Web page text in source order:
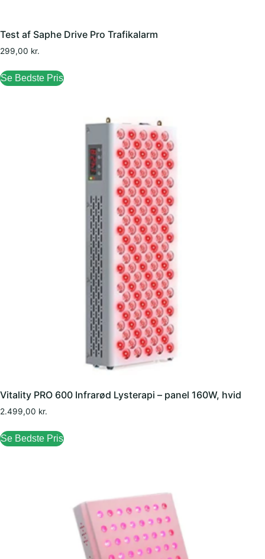
Test af Saphe Drive Pro Trafikalarm
299,00 kr.
Se Bedste Pris
Vitality PRO 600 Infrarød Lysterapi – panel 160W, hvid
2.499,00 kr.
Se Bedste Pris